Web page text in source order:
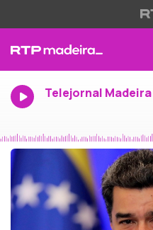
Telejornal Madeira